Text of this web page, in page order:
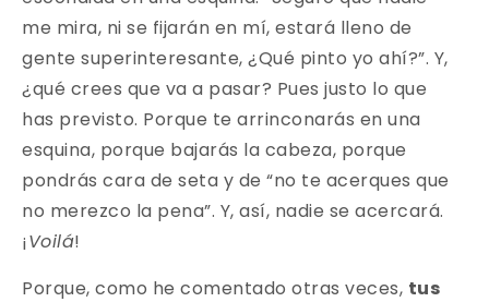
me mira, ni se fijarán en mí, estará lleno de
gente superinteresante, ¿Qué pinto yo ahí?”. Y,
¿qué crees que va a pasar? Pues justo lo que
has previsto. Porque te arrinconarás en una
esquina, porque bajarás la cabeza, porque
pondrás cara de seta y de “no te acerques que
no merezco la pena”. Y, así, nadie se acercará.
¡Voilá!
Porque, como he comentado otras veces, tus